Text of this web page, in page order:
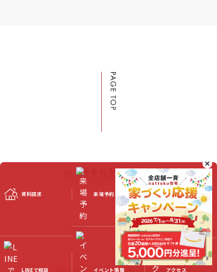
©2023 Nattoku Jutaku Kobo Co., Ltd.
資料請求 来場予約 スタッフブログ
LINEで相談 イベント情報 アクセス